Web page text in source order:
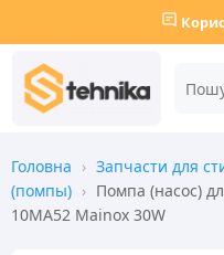
Головна › Запчасти для
(помпы) › Помпа (насос)
10MA52 Mainox 30W